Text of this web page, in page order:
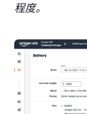
程度。